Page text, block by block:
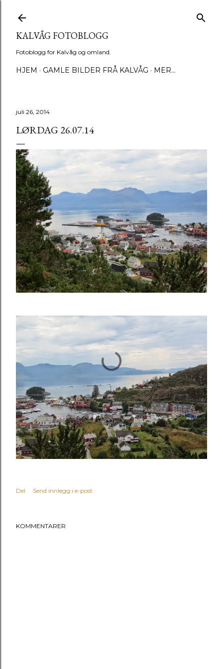
KALVÅG FOTOBLOGG
Fotoblogg for Kalvåg og omland.
HJEM GAMLE BILDER FRÅ KALVÅG MER…
juli 26, 2014
LØRDAG 26.07.14
Del Send innlegg i e-post
KOMMENTARER